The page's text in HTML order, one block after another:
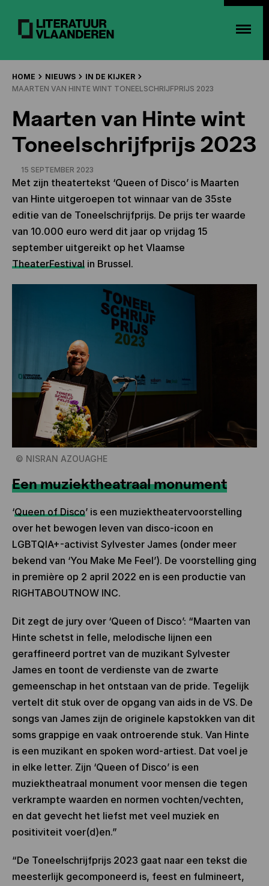
HOME NIEUWS
IN DE KIJKER
MAARTEN VAN HINTE WINT TONEELSCHRIJFPRIJS 2023
Maarten van Hinte wint
Toneelschrijfprijs 2023
15 SEPTEMBER 2023
Met zijn theatertekst ‘Queen of Disco’ is Maarten
van Hinte uitgeroepen tot winnaar van de 35ste
editie van de Toneelschrijfprijs. De prijs ter waarde
van 10.000 euro werd dit jaar op vrijdag 15
september uitgereikt op het Vlaamse
TheaterFestival in Brussel.
© NISRAN AZOUAGHE
Een muziektheatraal monument
‘Queen of Disco’ is een muziektheatervoorstelling
over het bewogen leven van disco-icoon en
LGBTQIA+-activist Sylvester James (onder meer
bekend van ‘You Make Me Feel’). De voorstelling ging
in première op 2 april 2022 en is een productie van
RIGHTABOUTNOW INC.
Dit zegt de jury over ‘Queen of Disco’: “Maarten van
Hinte schetst in felle, melodische lijnen een
geraffineerd portret van de muzikant Sylvester
James en toont de verdienste van de zwarte
gemeenschap in het ontstaan van de pride. Tegelijk
vertelt dit stuk over de opgang van aids in de VS. De
songs van James zijn de originele kapstokken van dit
soms grappige en vaak ontroerende stuk. Van Hinte
is een muzikant en spoken word-artiest. Dat voel je
in elke letter. Zijn ‘Queen of Disco’ is een
muziektheatraal monument voor mensen die tegen
verkrampte waarden en normen vochten/vechten,
en dat gevecht het liefst met veel muziek en
positiviteit voer(d)en.”
“De Toneelschrijfprijs 2023 gaat naar een tekst die
meesterlijk gecomponeerd is, feest en fulmineert,